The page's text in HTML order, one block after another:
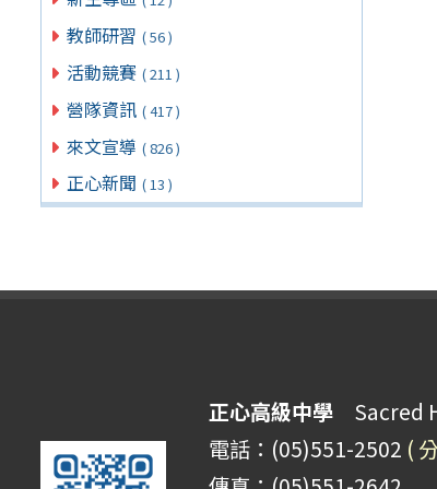
教師研習 ( 56 )
活動競賽 ( 211 )
營隊資訊 ( 417 )
來文宣導 ( 826 )
正心新聞 ( 13 )
正心高級中學Sacred
電話：(05)551-2502 (